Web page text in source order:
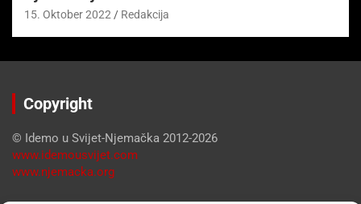
15. Oktober 2022 Redakcija
Copyright
© Idemo u Svijet-Njemačka 2012-2026
www.idemousvijet.com
www.njemacka.org